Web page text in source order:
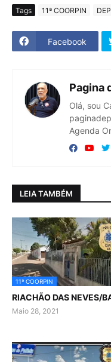
Tags 11ª COORPIN
Facebook
Pagina
Olá, sou
Agenda
LEIA TAMBÉM
11ª COORPIN
RIACHÃO DAS NEVES/
Maio 28, 2021